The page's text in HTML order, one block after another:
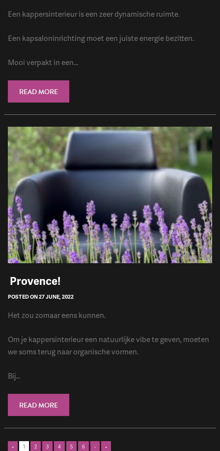
Een kappersinterieur is een zeer dynamische ruimte.
Een kapsaloninrichting moet een juiste energie bezitten.
Mooi verpakt in een...
READ MORE
​ Provence!
POSTED ON 27 JUNE, 2022
Het zou zomaar eens kunnen.
Om je kappersinterieur een natuurlijke vibe te geven, moeten
we soms terug naar organische vormen.
Bij...
READ MORE
« 1 2 3 4 5 6 › »